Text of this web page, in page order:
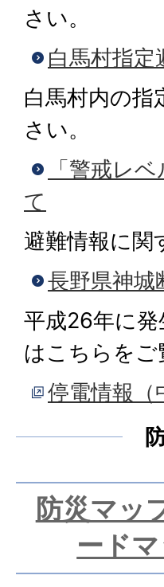
さい。
白馬村指定
白馬村内の
さい。
「警戒レ
て
避難情報に
長野県神城
平成26年に
はこちらをご
停電情報（
防災マッ
ード